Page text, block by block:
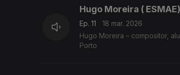
Hugo Moreira ( ESMAE)
Ep. 11
18 mar. 2026
Hugo Moreira – compositor,
Porto